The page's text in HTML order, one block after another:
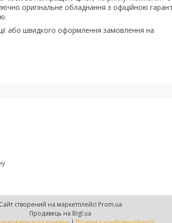
оригінальне обладнання з офіційною
або швидкого оформлення замовлення на
Сайт створений на маркетплейсі Prom.ua
Продавець на Bigl.ua